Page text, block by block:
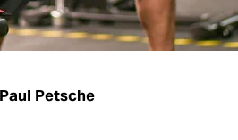
Paul Petsche